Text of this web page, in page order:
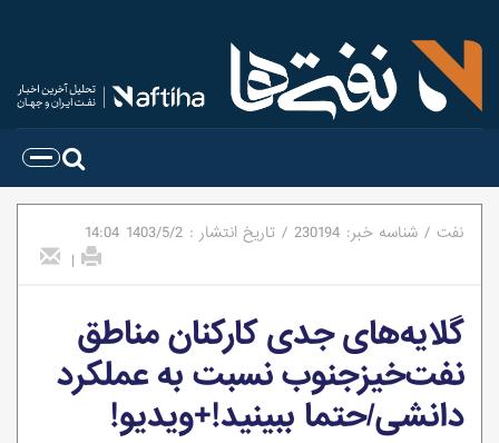
نفت / شناسه خبر: 230194
/ تاریخ انتشار : 1403/5/2
14:04
|
گلایه‌های جدی کارکنان مناطق
نفت‌خیزجنوب نسبت به عملکرد
دانشی/حتما ببینید!+ویدیو!